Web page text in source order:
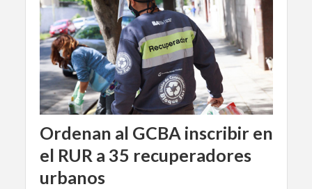
Ordenan al GCBA inscribir en
el RUR a 35 recuperadores
urbanos